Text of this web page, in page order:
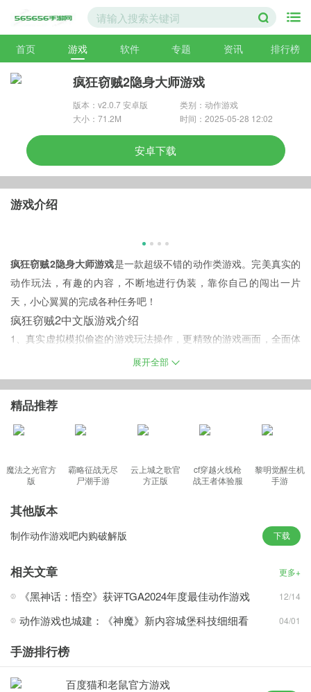
首页 游戏 软件 专题 资讯 排行榜
疯狂窃贼2隐身大师游戏
版本：v2.0.7 安卓版
类别：动作游戏
大小：71.2M
时间：2025-05-28 12:02
安卓下载
游戏介绍
疯狂窃贼2隐身大师游戏是一款超级不错的动作类游戏。完美真实的
动作玩法，有趣的内容，不断地进行伪装，靠你自己的闯出一片
天，小心翼翼的完成各种任务吧！
疯狂窃贼2中文版游戏介绍
1、真实虚拟模拟偷盗的游戏玩法操作，更精致的游戏画面，全面体
了就会被人发现警察就会来；
3、需要提前找好目标，从最初的场地中完成选择，进入到值钱较多
物品的房间里，特别是高档小区；
时将蹲点天赋加满。
游戏亮点
·每次的任务只有目的地，不会给你进入的路线，一切只能靠你自己
·伪装很重要的，破解机关的能力需要在专门的黑市商人那里学习
·躲避警察的追踪最好的办法就是往小巷子里面钻，有树木的最好
游戏特色
的工具。
2、越是危险的地方越拥有丰富的道具等待你去发现，尽情享受偷窃
展开全部
精品推荐
魔法之光官方
版
霸略征战无尽
尸潮手游
云上城之歌官
方正版
cf穿越火线枪
战王者体验服
黎明觉醒生机
手游
其他版本
制作动作游戏吧内购破解版 下载
相关文章 更多+
《黑神话：悟空》获评TGA2024年度最佳动作游戏 12/14
动作游戏也城建：《神魔》新内容城堡科技细细看 04/01
手游排行榜
百度猫和老鼠官方游戏